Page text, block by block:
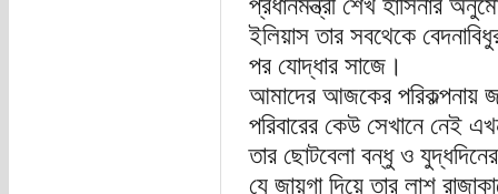
প্রধানমন্ত্রী শেখ হাসিনার
ইলিয়াস তার সবথেকে
পর যোদ্ধার সাজে।
আমাদের আজকের পরিকল্পনায়
পরিবারের কেউ সেখানে নেই
তার ছোটবেলা বন্ধু ও
যে জায়গা দিয়ে তার লাশ